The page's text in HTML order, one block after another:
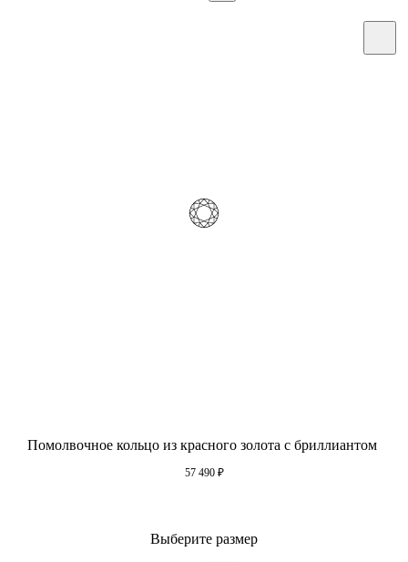
Помолвочное кольцо из красного золота с бриллиантом
57 490 ₽
Выберите размер